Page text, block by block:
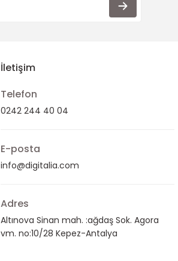
İletişim
Telefon
0242 244 40 04
E-posta
info@digitalia.com
Adres
Altınova Sinan mah. :ağdaş Sok. Agora
vm. no:10/28 Kepez-Antalya